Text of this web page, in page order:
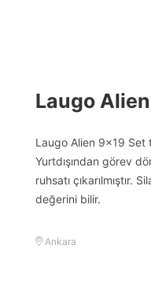
Laugo
Laugo Alien 9×19 Set
Yurtdışından görev
ruhsatı çıkarılmıştır.
değerini bilir.
Ankara